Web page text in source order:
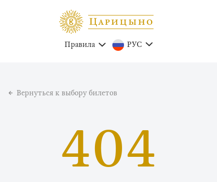
Правила РУС
Вернуться к выбору билетов
404